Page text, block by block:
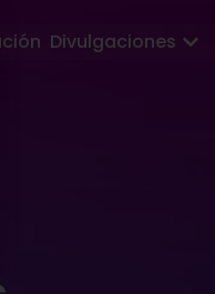
Divulgaciones